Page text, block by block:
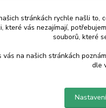
stránkách rychle našli to,
které vás nezajímají,
souborů, které
vás na našich stránkách
dle
Nastavení